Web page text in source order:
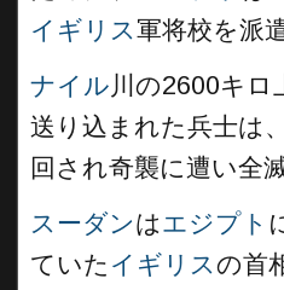
イギリス軍将校を派
ナイル川の2600キロ
送り込まれた兵士は、
回され奇襲に遭い全
スーダンはエジプト
ていた イギリスの首